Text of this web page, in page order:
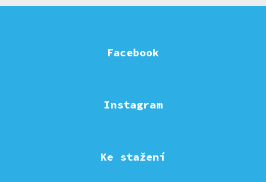
Facebook
Instagram
Ke stažení